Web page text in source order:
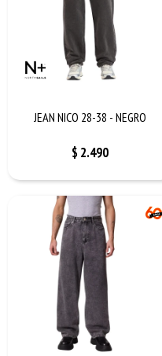
JEAN NICO 28-38 - NEGRO
$ 2.490